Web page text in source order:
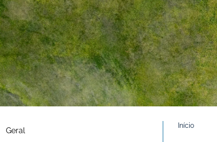
Geral
Início